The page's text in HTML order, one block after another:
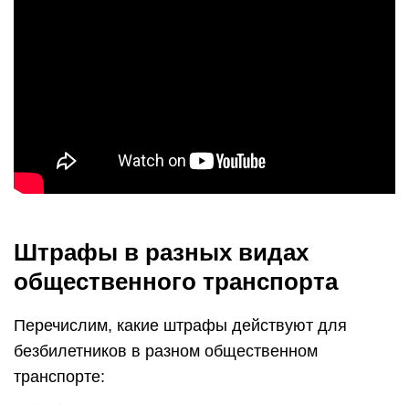
Штрафы в разных видах
общественного транспорта
Перечислим, какие штрафы действуют для
безбилетников в разном общественном
транспорте: